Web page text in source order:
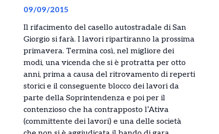
09/09/2015
Il rifacimento del casello autostradale di San
Giorgio si farà. I lavori ripartiranno la prossima
primavera. Termina così, nel migliore dei
modi, una vicenda che si è protratta per otto
anni, prima a causa del ritrovamento di reperti
storici e il conseguente blocco dei lavori da
parte della Soprintendenza e poi per il
contenzioso che ha contrapposto l’Ativa
(committente dei lavori) e una delle società